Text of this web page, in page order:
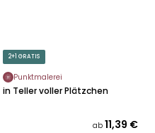
2+1 GRATIS
Punktmalerei
Ein Teller voller Plätzchen
ab 11,39 €